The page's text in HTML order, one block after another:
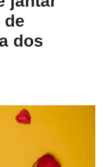
de
dos